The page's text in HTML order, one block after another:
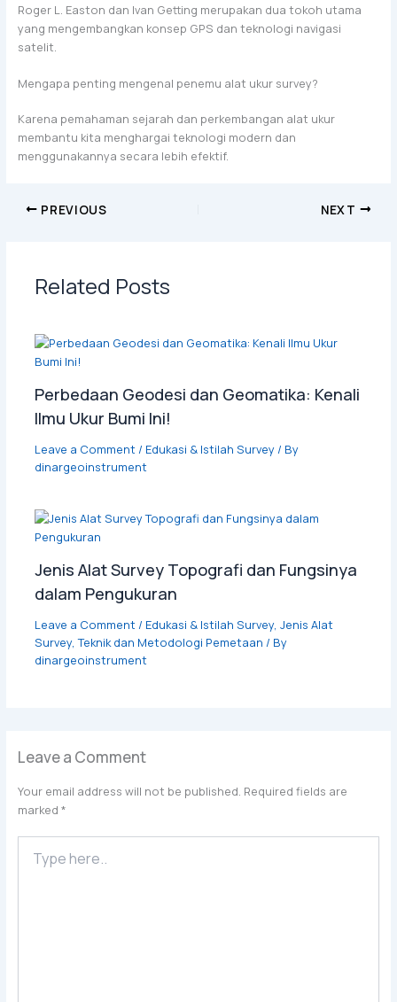
Roger L. Easton dan Ivan Getting merupakan dua tokoh utama
yang mengembangkan konsep GPS dan teknologi navigasi
satelit.
Mengapa penting mengenal penemu alat ukur survey?
Karena pemahaman sejarah dan perkembangan alat ukur
membantu kita menghargai teknologi modern dan
menggunakannya secara lebih efektif.
PREVIOUS NEXT
Related Posts
Perbedaan Geodesi dan Geomatika: Kenali
Ilmu Ukur Bumi Ini!
Leave a Comment/ Edukasi & Istilah Survey/ By
dinargeoinstrument
Jenis Alat Survey Topografi dan Fungsinya
dalam Pengukuran
Leave a Comment/ Edukasi & Istilah Survey, Jenis Alat
Survey,Teknik dan Metodologi Pemetaan / By
dinargeoinstrument
Leave a Comment
Your email address will not be published. Required fields are
marked *
here..